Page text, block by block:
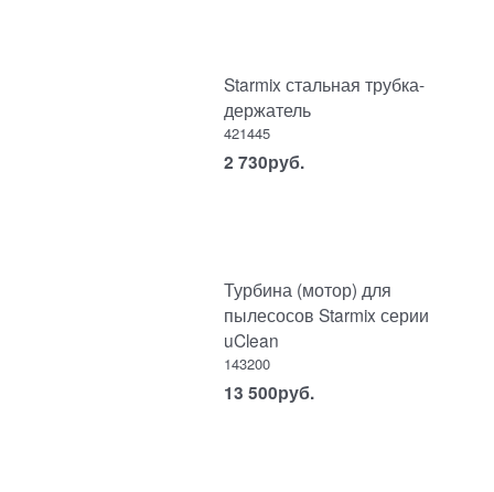
Starmix стальная трубка-
держатель
421445
2 730руб.
Турбина (мотор) для
пылесосов Starmix серии
uClean
143200
13 500руб.